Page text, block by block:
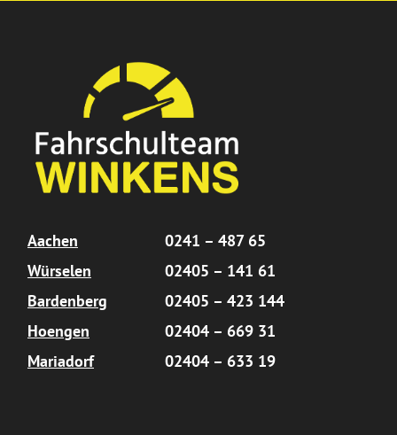
Aachen
0241 – 487 65
Würselen
02405 – 141 61
Bardenberg
02405 – 423 144
Hoengen
02404 – 669 31
Mariadorf
02404 – 633 19